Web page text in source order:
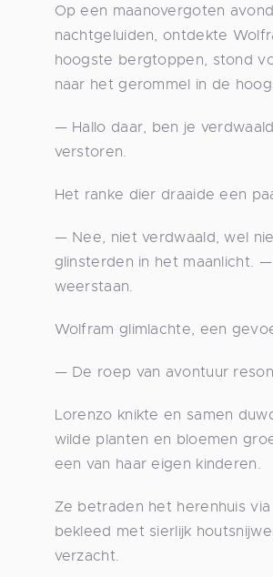
Op een maanovergoten
nachtgeluiden, ontdekte
hoogste bergtoppen, stond
naar het gerommel in de
— Hallo daar, ben je
verstoren.
Het ranke dier draaide een
— Nee, niet verdwaald, wel
glinsterden in het maanlicht.
weerstaan.
Wolfram glimlachte, een
— De roep van avontuur
Lorenzo knikte en samen
wilde planten en bloemen
een van haar eigen kinderen.
Ze betraden het herenhuis
bekleed met sierlijk
verzacht.